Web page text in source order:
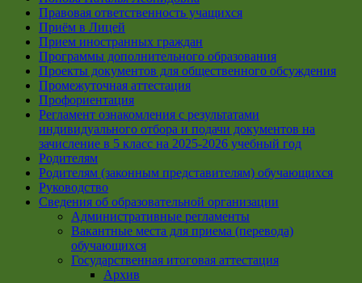
Правовая ответственность учащихся
Приём в Лицей
Прием иностранных граждан
Программы дополнительного образования
Проекты документов для общественного обсуждения
Промежуточная аттестация
Профориентация
Регламент ознакомления с результатами
индивидуального отбора и подачи документов на
зачисление в 5 класс на 2025-2026 учебный год
Родителям
Родителям (законным представителям) обучающихся
Руководство
Сведения об образовательной организации
Административные регламенты
Вакантные места для приема (перевода)
обучающихся
Государственная итоговая аттестация
Архив